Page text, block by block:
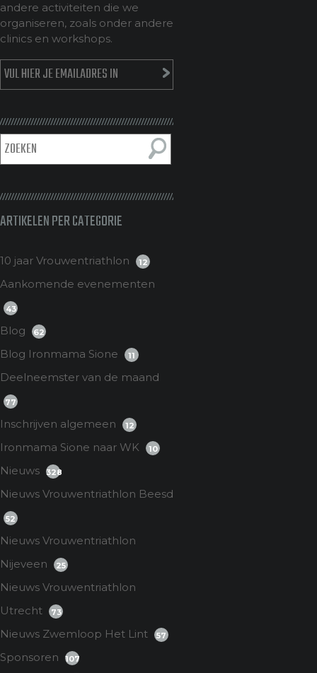
andere activiteiten die we
organiseren, zoals onder andere
clinics en workshops.
ARTIKELEN PER CATEGORIE
10 jaar Vrouwentriathlon 12
Aankomende evenementen
43
Blog 62
Blog Ironmama Sione 11
Deelneemster van de maand
77
Inschrijven algemeen 12
Ironmama Sione naar WK 10
Nieuws 328
Nieuws Vrouwentriathlon Beesd
52
Nieuws Vrouwentriathlon
Nijeveen
25
Nieuws Vrouwentriathlon
Utrecht
73
Nieuws Zwemloop Het Lint 57
Sponsoren 107